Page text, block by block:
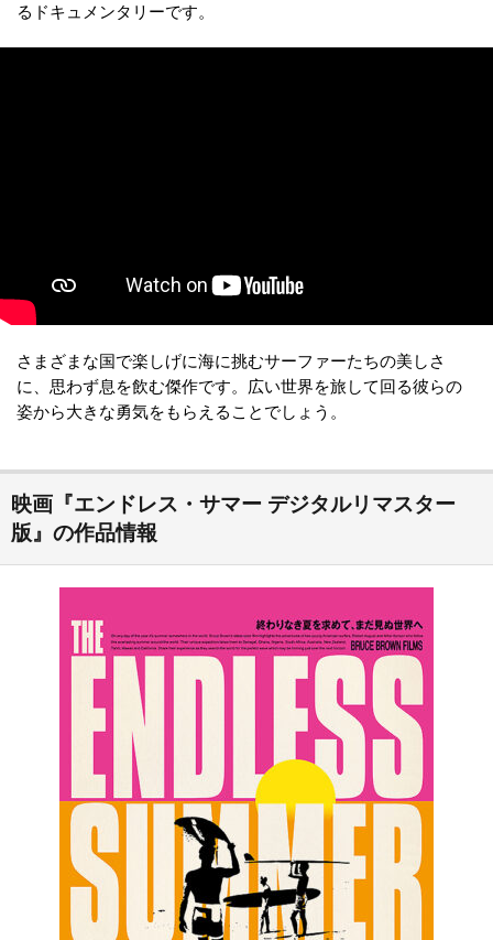
るドキュメンタリーです。
さまざまな国で楽しげに海に挑むサーファーたちの美しさ
に、思わず息を飲む傑作です。広い世界を旅して回る彼らの
姿から大きな勇気をもらえることでしょう。
映画『エンドレス・サマー デジタルリマスター
版』の作品情報